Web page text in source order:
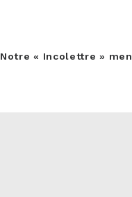
Notre « Incolettre »